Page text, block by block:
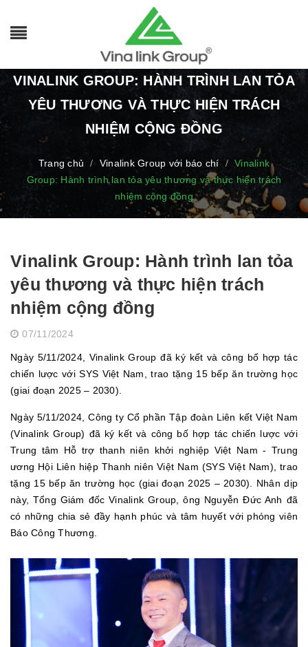
VINALINK GROUP: HÀNH TRÌNH LAN TỎA
YÊU THƯƠNG VÀ THỰC HIỆN TRÁCH
NHIỆM CỘNG ĐỒNG
Trang chủ / Vinalink Group với báo chí /
Vinalink
Group: Hành trình lan tỏa yêu thương và thực hiện trách
nhiệm cộng đồng
Vinalink Group: Hành trình lan tỏa
yêu thương và thực hiện trách
nhiệm cộng đồng
07/11/2024
Ngày 5/11/2024, Vinalink Group đã ký kết và công bố hợp tác
chiến lược với SYS Việt Nam, trao tặng 15 bếp ăn trường học
(giai đoạn 2025 – 2030).
Ngày 5/11/2024, Công ty Cổ phần Tập đoàn Liên kết Việt Nam
(Vinalink Group) đã ký kết và công bố hợp tác chiến lược với
Trung tâm Hỗ trợ thanh niên khởi nghiệp Việt Nam - Trung
ương Hội Liên hiệp Thanh niên Việt Nam (SYS Việt Nam), trao
tặng 15 bếp ăn trường học (giai đoạn 2025 – 2030). Nhân dịp
này, Tổng Giám đốc Vinalink Group, ông Nguyễn Đức Anh đã
có những chia sẻ đầy hạnh phúc và tâm huyết với phóng viên
Báo Công Thương.